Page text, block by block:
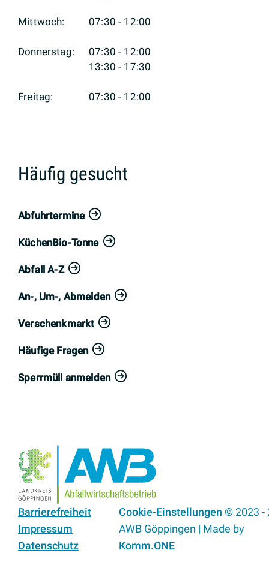
Mittwoch: 07:30 - 12:00
Donnerstag:
07:30 - 12:00
13:30 - 17:30
Freitag: 07:30 - 12:00
Häufig gesucht
Abfuhrtermine
KüchenBio-Tonne
Abfall A-Z
An-, Um-, Abmelden
Verschenkmarkt
Häufige Fragen
Sperrmüll anmelden
Barrierefreiheit
Impressum
Datenschutz
Cookie-Einstellungen © 2023 -
AWB Göppingen | Made by
Komm.ONE